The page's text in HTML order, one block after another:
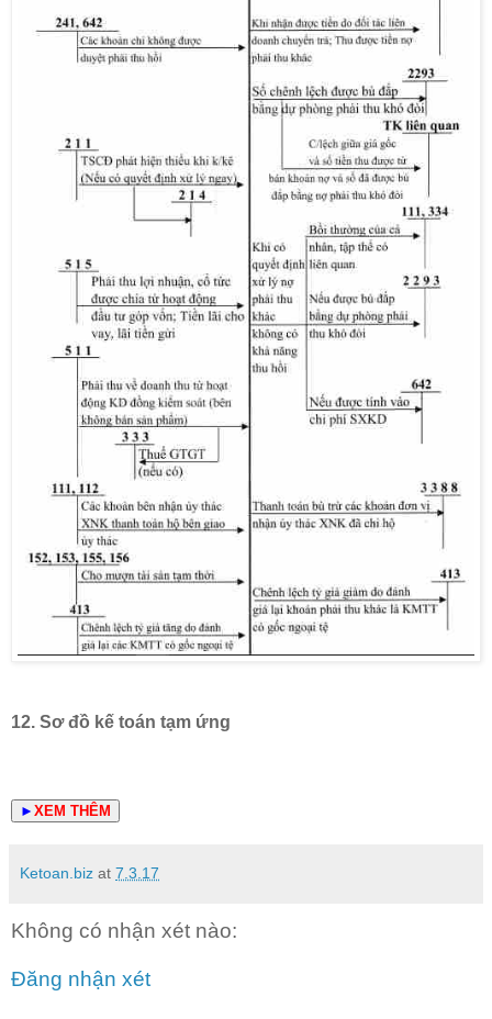
12. Sơ đồ kế toán tạm ứng
► XEM THÊM
Ketoan.biz at 7.3.17
Không có nhận xét nào:
Đăng nhận xét